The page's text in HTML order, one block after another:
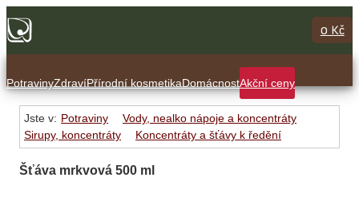
0 Kč
PotravinyZdravíPřírodní kosmetikaDomácnostAkční ceny
Jste v: Potraviny
Vody, nealko nápoje a koncentráty
Sirupy, koncentráty
Koncentráty a šťávy k ředění
Šťáva mrkvová 500 ml